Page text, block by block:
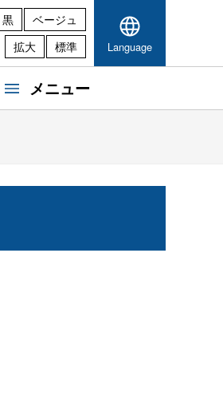
黒
ベージュ
拡大 標準 Language
メニュー